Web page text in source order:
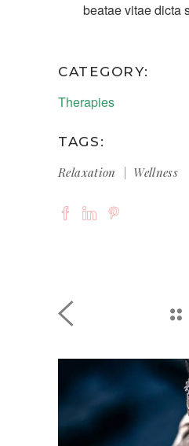
beatae vitae dicta
CATEGORY:
Therapies
TAGS:
Relaxation
Wellness